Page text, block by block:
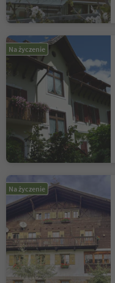
Na życzenie
Na życzenie